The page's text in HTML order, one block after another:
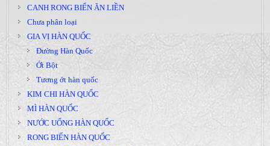
CANH RONG BIỂN ĂN LIỀN
Chưa phân loại
GIA VỊ HÀN QUỐC
Đường Hàn Quốc
Ớt Bột
Tương ớt hàn quốc
KIM CHI HÀN QUỐC
MÌ HÀN QUỐC
NƯỚC UỐNG HÀN QUỐC
RONG BIỂN HÀN QUỐC